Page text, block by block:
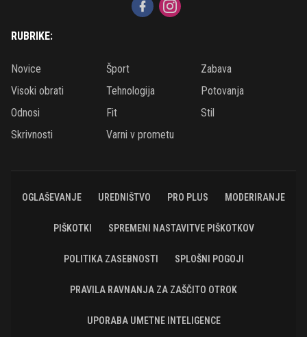
RUBRIKE:
Novice Šport
Zabava
Visoki obrati
Tehnologija
Potovanja
Odnosi
Fit
Stil
Skrivnosti
Varni v prometu
OGLAŠEVANJE UREDNIŠTVO PRO PLUS MODERIRANJE
PIŠKOTKI SPREMENI NASTAVITVE PIŠKOTKOV
POLITIKA ZASEBNOSTI SPLOŠNI POGOJI
PRAVILA RAVNANJA ZA ZAŠČITO OTROK
UPORABA UMETNE INTELIGENCE